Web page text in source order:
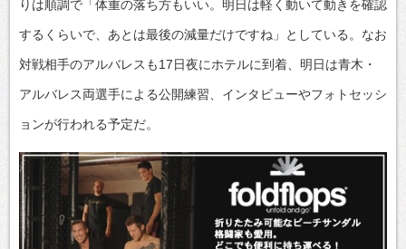
りは順調で「体重の落ち方もいい。明日は軽く動いて動きを確認
するくらいで、あとは最後の減量だけですね」としている。なお
対戦相手のアルバレスも17日夜にホテルに到着、明日は青木・
アルバレス両選手による公開練習、インタビューやフォトセッシ
ョンが行われる予定だ。